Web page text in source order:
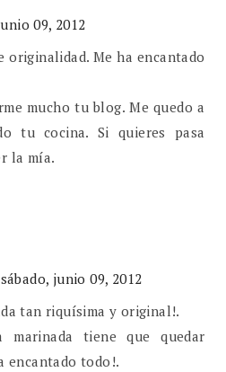
09, 2012
originalidad. Me ha encantado
mucho tu blog. Me quedo a
tu cocina. Si quieres pasa
la mía.
sábado, junio 09, 2012
tan riquísima y original!.
tiene que quedar
encantado todo!.